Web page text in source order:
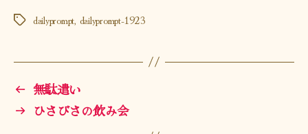
タ
dailyprompt, dailyprompt-1923
← 無駄遣い
→ ひさびさの飲み会